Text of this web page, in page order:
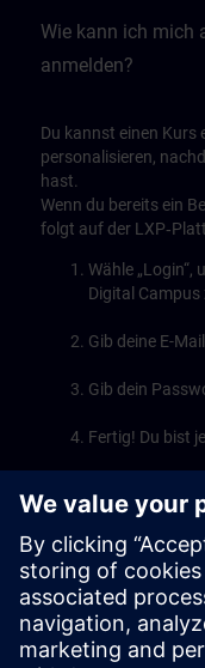
Wie kann ich mich
anmelden?
Du kannst einen
personalisieren,
hast.
Wenn du bereits ein
folgt auf der
Wähle „Login“,
Digital Campus
Gib deine E-
Gib dein
Fertig! Du bist